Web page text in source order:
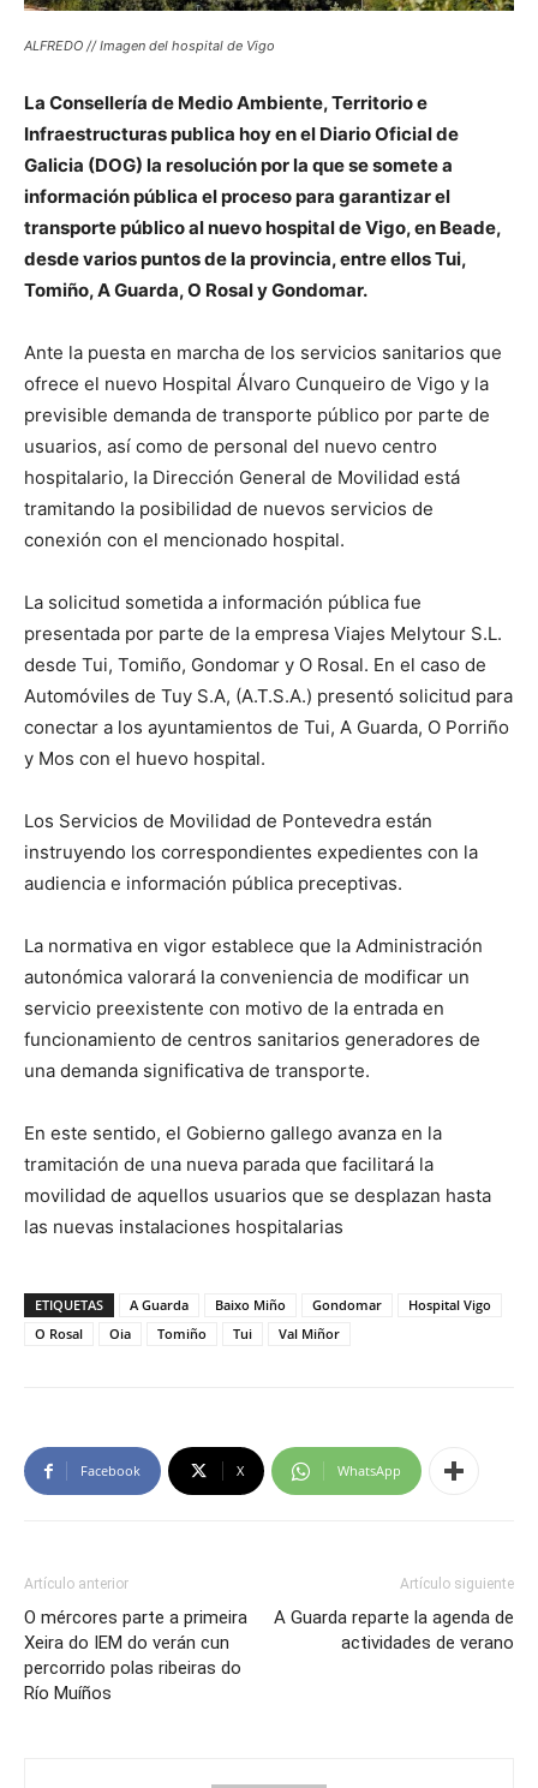
ALFREDO // Imagen del hospital de Vigo
La Consellería de Medio Ambiente, Territorio e
Infraestructuras publica hoy en el Diario Oficial de
Galicia (DOG) la resolución por la que se somete a
información pública el proceso para garantizar el
transporte público al nuevo hospital de Vigo, en Beade,
desde varios puntos de la provincia, entre ellos Tui,
Tomiño, A Guarda, O Rosal y Gondomar.
Ante la puesta en marcha de los servicios sanitarios que
ofrece el nuevo Hospital Álvaro Cunqueiro de Vigo y la
previsible demanda de transporte público por parte de
usuarios, así como de personal del nuevo centro
hospitalario, la Dirección General de Movilidad está
tramitando la posibilidad de nuevos servicios de
conexión con el mencionado hospital.
La solicitud sometida a información pública fue
presentada por parte de la empresa Viajes Melytour S.L.
desde Tui, Tomiño, Gondomar y O Rosal. En el caso de
Automóviles de Tuy S.A, (A.T.S.A.) presentó solicitud para
conectar a los ayuntamientos de Tui, A Guarda, O Porriño
y Mos con el huevo hospital.
Los Servicios de Movilidad de Pontevedra están
instruyendo los correspondientes expedientes con la
audiencia e información pública preceptivas.
La normativa en vigor establece que la Administración
autonómica valorará la conveniencia de modificar un
servicio preexistente con motivo de la entrada en
funcionamiento de centros sanitarios generadores de
una demanda significativa de transporte.
En este sentido, el Gobierno gallego avanza en la
tramitación de una nueva parada que facilitará la
movilidad de aquellos usuarios que se desplazan hasta
las nuevas instalaciones hospitalarias
ETIQUETAS A Guarda Baixo Miño Gondomar
Hospital Vigo
O Rosal
Oia Tomiño Tui Val Miñor
Facebook X WhatsApp
Artículo anterior
O mércores parte a primeira
Xeira do IEM do verán cun
percorrido polas ribeiras do
Río Muíños
Artículo siguiente
A Guarda reparte la agenda de
actividades de verano